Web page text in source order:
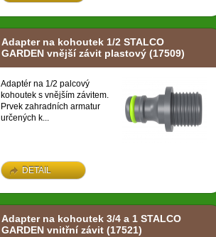
Adapter na kohoutek 1/2 STALCO
GARDEN vnější závit plastový (17509)
Adaptér na 1/2 palcový
kohoutek s vnějším závitem.
Prvek zahradních armatur
určených k...
DETAIL
Adapter na kohoutek 3/4 a 1 STALCO
GARDEN vnitřní závit (17521)